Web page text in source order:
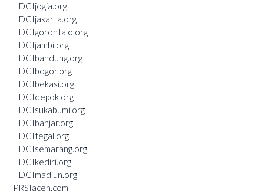
HDCIjogja.org
HDCIjakarta.org
HDCIgorontalo.org
HDCIjambi.org
HDCIbandung.org
HDCIbogor.org
HDCIbekasi.org
HDCIdepok.org
HDCIsukabumi.org
HDCIbanjar.org
HDCItegal.org
HDCIsemarang.org
HDCIkediri.org
HDCImadiun.org
PRSIaceh.com